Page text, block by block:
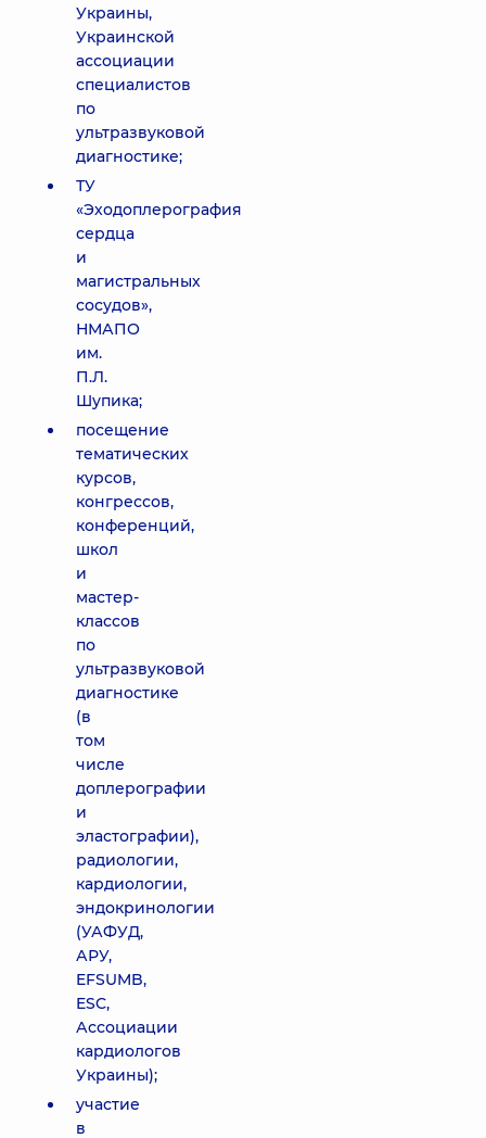
Украины,
Украинской
ассоциации
специалистов
по
ультразвуковой
диагностике;
ТУ
«Эходоплерография
сердца
и
магистральных
сосудов»,
НМАПО
им.
П.Л.
Шупика;
посещение
тематических
курсов,
конгрессов,
конференций,
школ
и
мастер-
классов
по
ультразвуковой
диагностике
(в
том
числе
доплерографии
и
эластографии),
радиологии,
кардиологии,
эндокринологии
(УАФУД,
АРУ,
EFSUMB,
ESC,
Ассоциации
кардиологов
Украины);
участие
в